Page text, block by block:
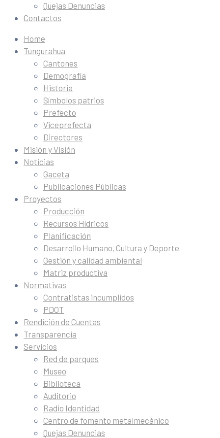
Quejas Denuncias
Contactos
Home
Tungurahua
Cantones
Demografía
Historia
Símbolos patrios
Prefecto
Viceprefecta
Directores
Misión y Visión
Noticias
Gaceta
Publicaciones Públicas
Proyectos
Producción
Recursos Hídricos
Planificación
Desarrollo Humano, Cultura y Deporte
Gestión y calidad ambiental
Matriz productiva
Normativas
Contratistas incumplidos
PDOT
Rendición de Cuentas
Transparencia
Servicios
Red de parques
Museo
Biblioteca
Auditorio
Radio Identidad
Centro de fomento metalmecánico
Quejas Denuncias